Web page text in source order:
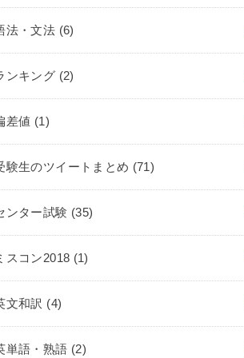
法・文法 (6)
ンキング (2)
差値 (1)
験生のツイートまとめ (71)
ンター試験 (35)
スコン2018 (1)
文和訳 (4)
単語・熟語 (2)